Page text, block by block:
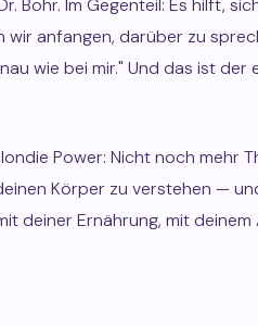
Bohr. Im Gegenteil: Es hilft,
anfangen, darüber zu
wie bei mir." Und das ist
Power: Nicht noch mehr
Körper zu verstehen —
deiner Ernährung, mit deinem